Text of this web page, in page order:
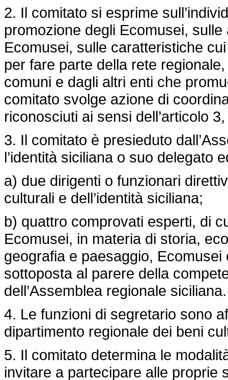
2. Il comitato si esprime
promozione degli Ecomusei,
Ecomusei, sulle caratteristiche
per fare parte della rete
comuni e dagli altri enti che
comitato svolge azione di
riconosciuti ai sensi dell’articolo
3. Il comitato è presieduto
l’identità siciliana o suo delegato
a) due dirigenti o funzionari
culturali e dell’identità siciliana;
b) quattro comprovati esperti, di
Ecomusei, in materia di storia,
geografia e paesaggio,
sottoposta al parere della
dell’Assemblea regionale siciliana.
4. Le funzioni di segretario sono
dipartimento regionale dei beni
5. Il comitato determina le
invitare a partecipare alle proprie